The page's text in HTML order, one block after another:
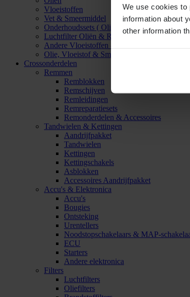
We use cookies to
information about
other information
Vloeistoffen
Vet & Smeermiddel
Onderhoudssets ( Olie & Filter)
Luchtfilter Oliën & Reinigers
Andere Vloeistoffen & Smeermiddelen
Olie, Vloeistof & Smeermiddel Accessoires
Crossonderdelen
Remmen
Remblokken
Remschijven
Remleidingen
Remreparatiesets
Remonderdelen & Accessoires
Tandwielen & Kettingen
Aandrijfpakket
Tandwielen
Kettingen
Kettingschakels
Asblokken
Accessoires Aandrijfpakket
Accu's & Elektronica
Accu's
Bougies
Ontsteking
Urentellers
Noodstopschakelaars & MAP-
ECU
Starters
Andere elektronica
Filters
Luchtfilters
Oliefilters